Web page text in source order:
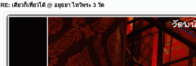
RE: เดียวก็เที่ยวได้ @ อยุธยา ไหว้พระ 3 วัด